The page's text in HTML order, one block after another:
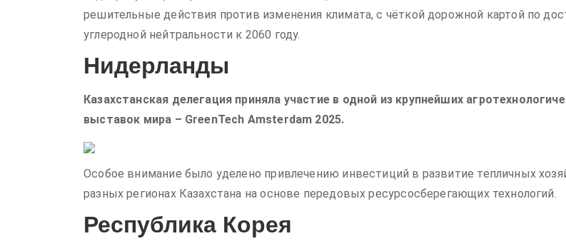
решительные действия против изменения климата, с чёткой дорожной картой по
углеродной нейтральности к 2060 году.
Нидерланды
Казахстанская делегация приняла участие в одной из крупнейших
выставок мира – GreenTech Amsterdam 2025.
Особое внимание было уделено привлечению инвестиций в развитие тепличных
разных регионах Казахстана на основе передовых ресурсосберегающих технологий.
Республика Корея